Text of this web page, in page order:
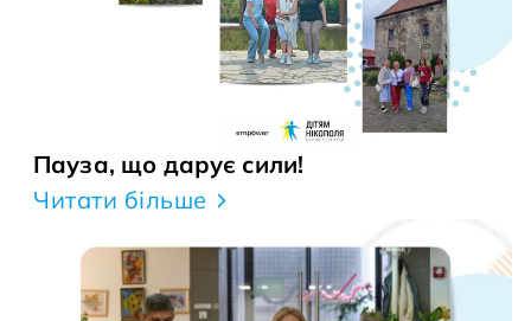
Пауза, що дарує сили!
Читати більше